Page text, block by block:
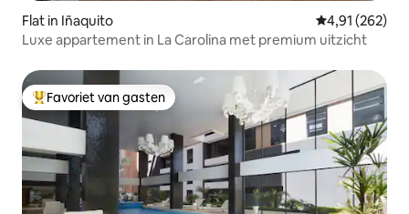
Flat in Iñaquito Gemiddelde
4,91 (262)
Luxe appartement in La Carolina met premium uitzicht
Topfavoriet van gasten
Favoriet van gasten